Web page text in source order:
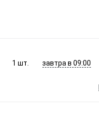
1шт. завтра в 09:00